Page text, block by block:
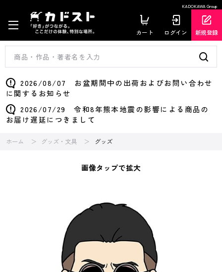
KADOKAWA Group
カート ログイン 新規登録
2026/08/07 お盆期間中の出荷およびお問い合わせ
に関するお知らせ
2026/07/29 令和8年熊本地震の影響による商品の
お届け遅延につきまして
ホーム グッズ・文具 グッズ
画像タップで拡大